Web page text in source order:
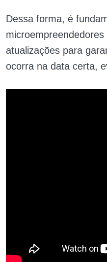
Dessa forma, é
atualizações para
ocorra na data certa,